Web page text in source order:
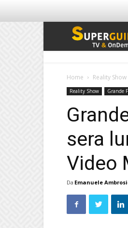
Home Reality Show
Reality Show Grande
sera
Video
Da Emanuele